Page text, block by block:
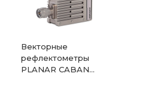
Векторные
рефлектометры
PLANAR CABAN